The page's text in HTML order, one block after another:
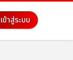
เข้าสู่ระบบ